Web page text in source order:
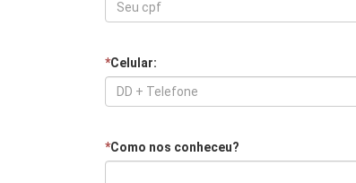
*Celular:
*Como nos conheceu?